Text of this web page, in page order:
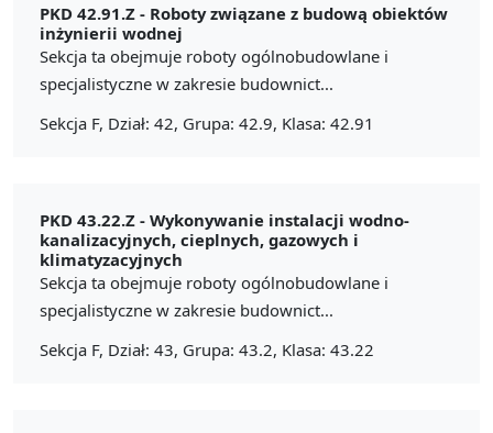
PKD 42.91.Z - Roboty związane z budową obiektów
inżynierii wodnej
Sekcja ta obejmuje roboty ogólnobudowlane i
specjalistyczne w zakresie budownict...
Sekcja F, Dział: 42, Grupa: 42.9, Klasa: 42.91
PKD 43.22.Z - Wykonywanie instalacji wodno-
kanalizacyjnych, cieplnych, gazowych i
klimatyzacyjnych
Sekcja ta obejmuje roboty ogólnobudowlane i
specjalistyczne w zakresie budownict...
Sekcja F, Dział: 43, Grupa: 43.2, Klasa: 43.22